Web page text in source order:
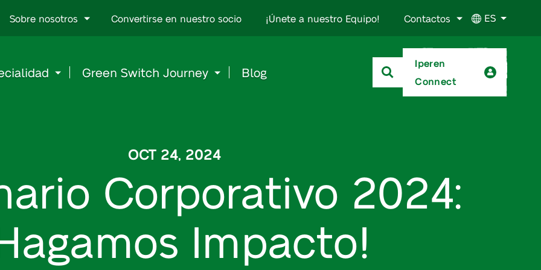
to
Sobre nosotros Convertirse en nuestro socio ¡Únete a nuestro Equipo! Contactos ES
Green Switch Journey Blog
Iperen
Connect
OCT 24, 2024
Corporativo 2024:
Impacto!